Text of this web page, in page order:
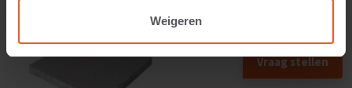
Weigeren
Vraag stellen